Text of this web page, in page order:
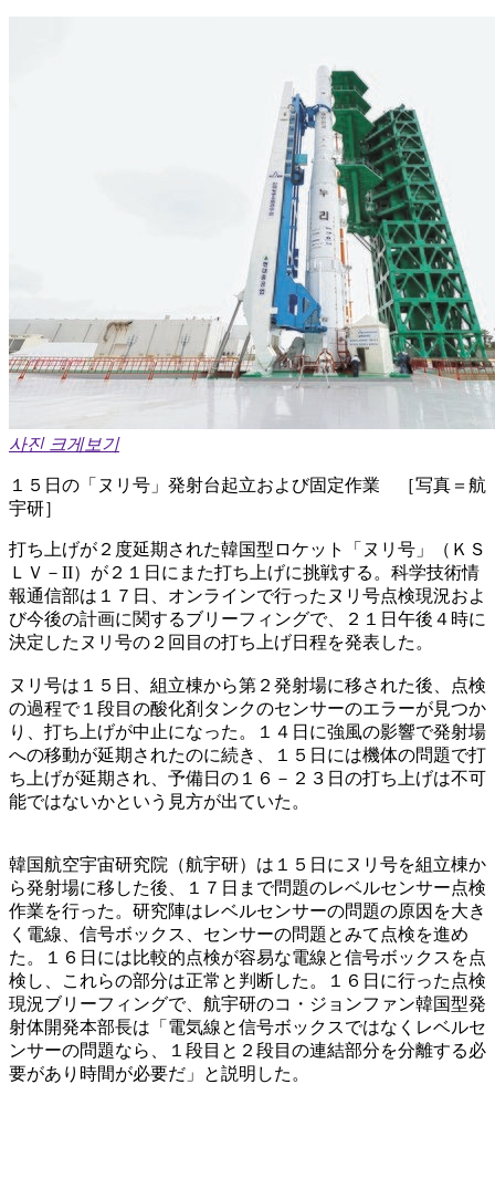
사진 크게보기
１５日の「ヌリ号」発射台起立および固定作業 ［写真＝航
宇研］
打ち上げが２度延期された韓国型ロケット「ヌリ号」（ＫＳ
ＬＶ－II）が２１日にまた打ち上げに挑戦する。科学技術情
報通信部は１７日、オンラインで行ったヌリ号点検現況およ
び今後の計画に関するブリーフィングで、２１日午後４時に
決定したヌリ号の２回目の打ち上げ日程を発表した。
ヌリ号は１５日、組立棟から第２発射場に移された後、点検
の過程で１段目の酸化剤タンクのセンサーのエラーが見つか
り、打ち上げが中止になった。１４日に強風の影響で発射場
への移動が延期されたのに続き、１５日には機体の問題で打
ち上げが延期され、予備日の１６－２３日の打ち上げは不可
能ではないかという見方が出ていた。
韓国航空宇宙研究院（航宇研）は１５日にヌリ号を組立棟か
ら発射場に移した後、１７日まで問題のレベルセンサー点検
作業を行った。研究陣はレベルセンサーの問題の原因を大き
く電線、信号ボックス、センサーの問題とみて点検を進め
た。１６日には比較的点検が容易な電線と信号ボックスを点
検し、これらの部分は正常と判断した。１６日に行った点検
現況ブリーフィングで、航宇研のコ・ジョンファン韓国型発
射体開発本部長は「電気線と信号ボックスではなくレベルセ
ンサーの問題なら、１段目と２段目の連結部分を分離する必
要があり時間が必要だ」と説明した。